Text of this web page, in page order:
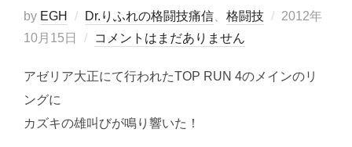
by EGH Dr.りふれの格闘技痛信 格闘技
投
2012年
10月15日
コメントはまだありません
アゼリア大正にて行われたTOP RUN 4のメインのリ
ングに
カズキの雄叫びが鳴り響いた！